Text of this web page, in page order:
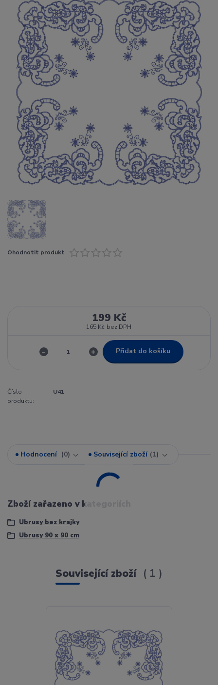
Ohodnotit produkt
199 Kč
165 Kč bez DPH
Přidat do košíku
Číslo
produktu:
U41
Hodnocení 0 Související zboží 1
Zboží zařazeno v kategoriích
Ubrusy bez krajky
Ubrusy 90 x 90 cm
Související zboží 1